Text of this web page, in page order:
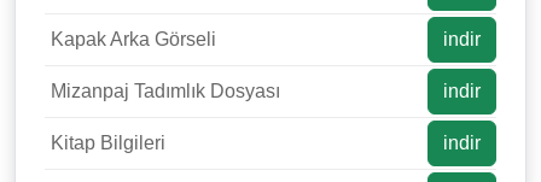
Kapak Arka Görseli indir
Mizanpaj Tadımlık Dosyası indir
Kitap Bilgileri indir